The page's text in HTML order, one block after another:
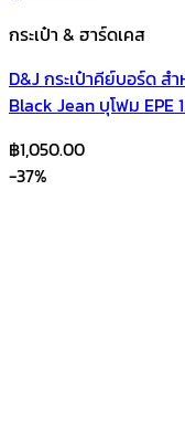
กระเป๋า & ฮาร์ดเคส
D&J กระเป๋าคีย์บอร์ด ส
Black Jean บุโฟม EPE
฿1,050.00
-37%